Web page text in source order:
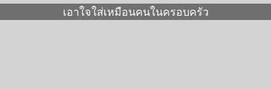
เอาใจใส่เหมือนคนในครอบครัว